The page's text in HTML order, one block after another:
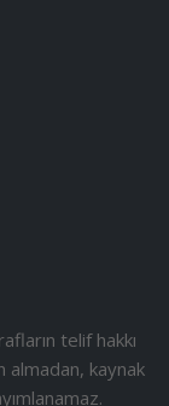
telif hakkı
almadan, kaynak